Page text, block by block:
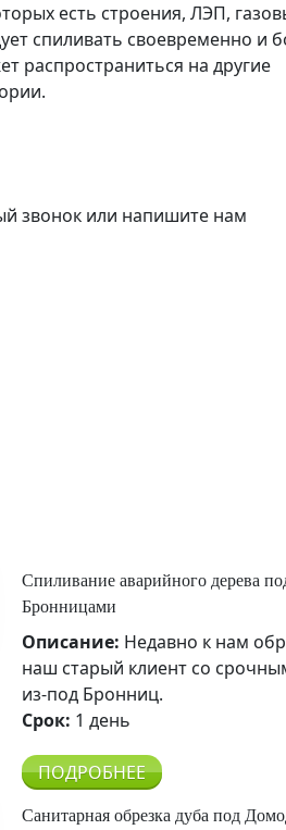
есть строения, ЛЭП,
спиливать своевременно и
распространиться на другие
звонок или напишите нам
Спиливание аварийного дерева
Бронницами
Описание: Недавно к нам
наш старый клиент со
из-под Бронниц.
Срок: 1 день
ПОДРОБНЕЕ
Санитарная обрезка дуба под